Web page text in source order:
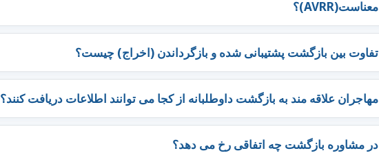
معناست(AVRR)؟
تفاوت بین بازگشت پشتیبانی شده و بازگرداندن (اخراج) چیست؟
مهاجران علاقه مند به بازگشت داوطلبانه از کجا می توانند اطلاعات دریافت کنند؟
در مشاوره بازگشت چه اتفاقی رخ می دهد؟